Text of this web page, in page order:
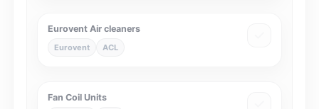
Eurovent Air cleaners
Eurovent ACL
Fan Coil Units